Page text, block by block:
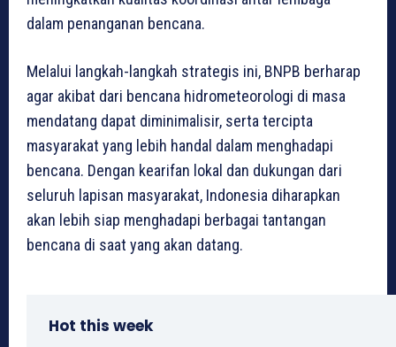
dalam penanganan bencana.
Melalui langkah-langkah strategis ini, BNPB berharap
agar akibat dari bencana hidrometeorologi di masa
mendatang dapat diminimalisir, serta tercipta
masyarakat yang lebih handal dalam menghadapi
bencana. Dengan kearifan lokal dan dukungan dari
seluruh lapisan masyarakat, Indonesia diharapkan
akan lebih siap menghadapi berbagai tantangan
bencana di saat yang akan datang.
Hot this week